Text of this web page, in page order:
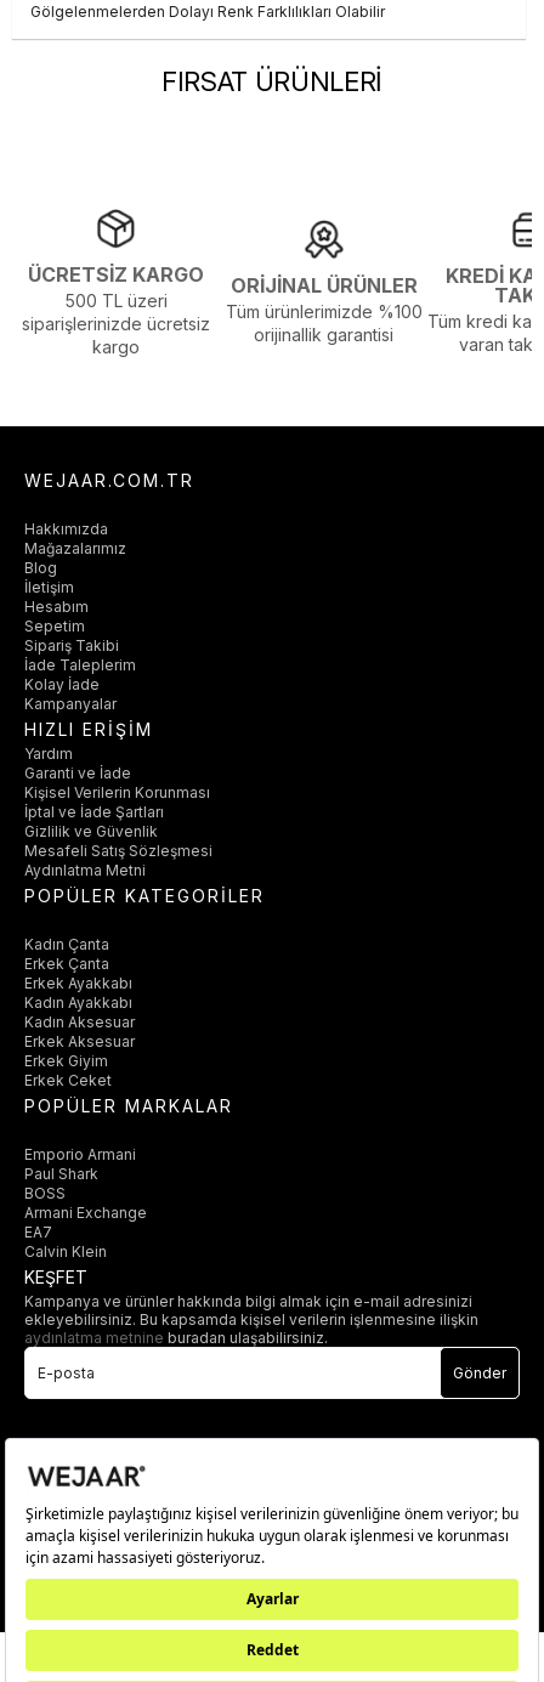
Gölgelenmelerden Dolayı Renk Farklılıkları Olabilir
FIRSAT ÜRÜNLERİ
ÜCRETSİZ KARGO
500 TL üzeri
siparişlerinizde ücretsiz
kargo
ORİJİNAL ÜRÜNLER
Tüm ürünlerimizde %100
orijinallik garantisi
KREDİ
Tüm kredi
varan
WEJAAR.COM.TR
Hakkımızda
Mağazalarımız
Blog
İletişim
Hesabım
Sepetim
Sipariş Takibi
İade Taleplerim
Kolay İade
Kampanyalar
HIZLI ERİŞİM
Yardım
Garanti ve İade
Kişisel Verilerin Korunması
İptal ve İade Şartları
Gizlilik ve Güvenlik
Mesafeli Satış Sözleşmesi
Aydınlatma Metni
POPÜLER KATEGORİLER
Kadın Çanta
Erkek Çanta
Erkek Ayakkabı
Kadın Ayakkabı
Kadın Aksesuar
Erkek Aksesuar
Erkek Giyim
Erkek Ceket
POPÜLER MARKALAR
Emporio Armani
Paul Shark
BOSS
Armani Exchange
EA7
Calvin Klein
KEŞFET
Kampanya ve ürünler hakkında bilgi almak için e-mail adresinizi
ekleyebilirsiniz. Bu kapsamda kişisel verilerin işlenmesine ilişkin
aydınlatma metnine buradan ulaşabilirsiniz.
Gönder
© 2025 wejaar.com.tr. tüm hakları saklıdır.